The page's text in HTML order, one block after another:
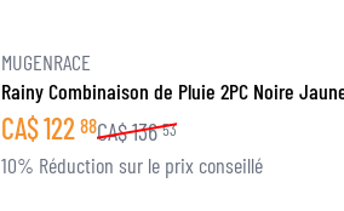
MUGENRACE
Rainy Combinaison de Pluie 2PC Noire
CA$122 88CA$136 53
10% Réduction sur le prix conseillé